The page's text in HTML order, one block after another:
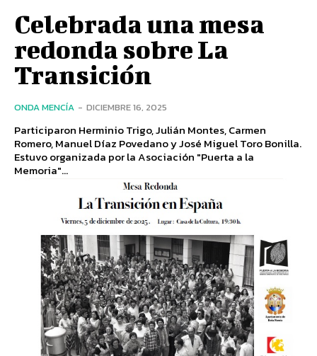
Celebrada una mesa
redonda sobre La
Transición
ONDA MENCÍA - DICIEMBRE 16, 2025
Participaron Herminio Trigo, Julián Montes, Carmen
Romero, Manuel Díaz Povedano y José Miguel Toro Bonilla.
Estuvo organizada por la Asociación "Puerta a la
Memoria"...